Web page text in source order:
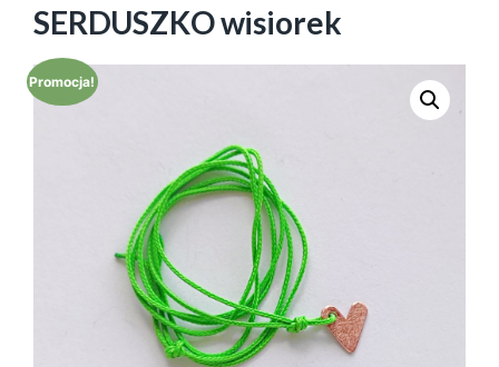
SERDUSZKO wisiorek
Promocja!